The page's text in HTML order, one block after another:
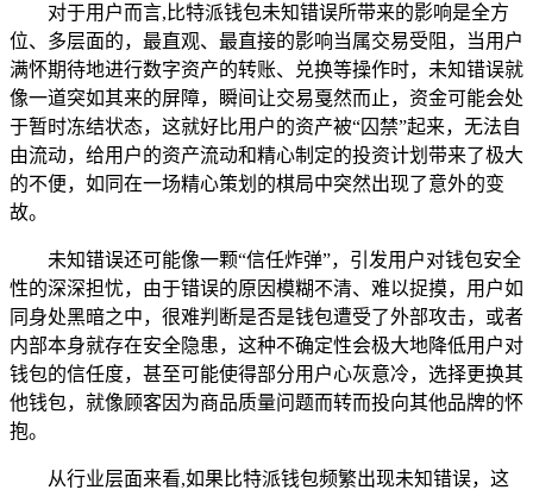
对于用户而言,比特派钱包未知错误所带来的影响是全方
位、多层面的，最直观、最直接的影响当属交易受阻，当用户
满怀期待地进行数字资产的转账、兑换等操作时，未知错误就
像一道突如其来的屏障，瞬间让交易戛然而止，资金可能会处
于暂时冻结状态，这就好比用户的资产被“囚禁”起来，无法自
由流动，给用户的资产流动和精心制定的投资计划带来了极大
的不便，如同在一场精心策划的棋局中突然出现了意外的变
故。
未知错误还可能像一颗“信任炸弹”，引发用户对钱包安全
性的深深担忧，由于错误的原因模糊不清、难以捉摸，用户如
同身处黑暗之中，很难判断是否是钱包遭受了外部攻击，或者
内部本身就存在安全隐患，这种不确定性会极大地降低用户对
钱包的信任度，甚至可能使得部分用户心灰意冷，选择更换其
他钱包，就像顾客因为商品质量问题而转而投向其他品牌的怀
抱。
从行业层面来看,如果比特派钱包频繁出现未知错误，这